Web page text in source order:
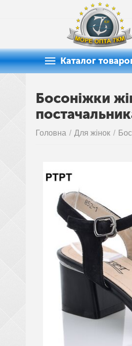
Каталог
Босоніжки
Головна / Для жінок /